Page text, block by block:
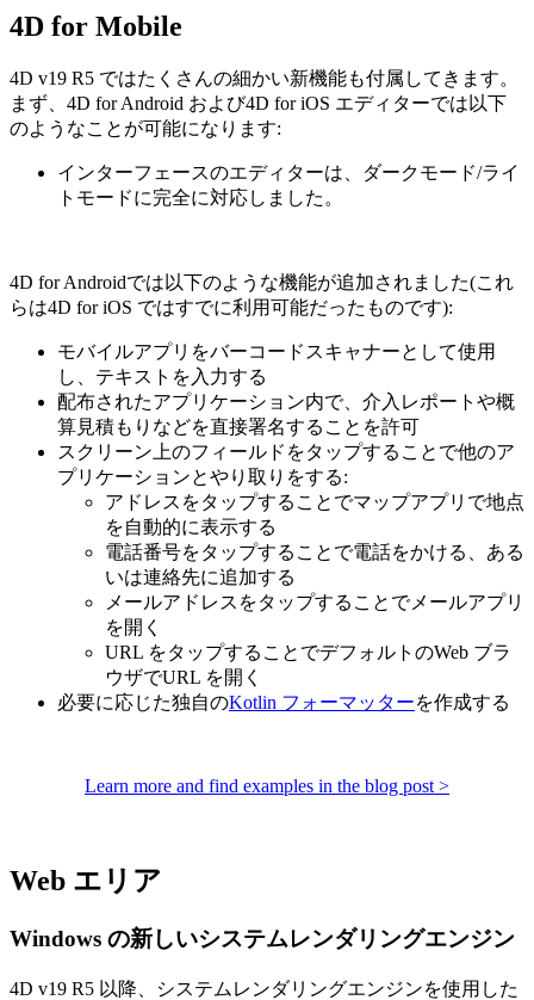
4D for Mobile
4D v19 R5 ではたくさんの細かい新機能も付属してきます。
まず、4D for Android および4D for iOS エディターでは以下
のようなことが可能になります:
インターフェースのエディターは、ダークモード/ライ
トモードに完全に対応しました。
4D for Androidでは以下のような機能が追加されました(これ
らは4D for iOS ではすでに利用可能だったものです):
モバイルアプリをバーコードスキャナーとして使用
し、テキストを入力する
配布されたアプリケーション内で、介入レポートや概
算見積もりなどを直接署名することを許可
スクリーン上のフィールドをタップすることで他のア
プリケーションとやり取りをする:
アドレスをタップすることでマップアプリで地点
を自動的に表示する
電話番号をタップすることで電話をかける、ある
いは連絡先に追加する
メールアドレスをタップすることでメールアプリ
を開く
URL をタップすることでデフォルトのWeb ブラ
ウザでURL を開く
必要に応じた独自のKotlin フォーマッターを作成する
Learn more and find examples in the blog post >
Web エリア
Windows の新しいシステムレンダリングエンジン
4D v19 R5 以降、システムレンダリングエンジンを使用した